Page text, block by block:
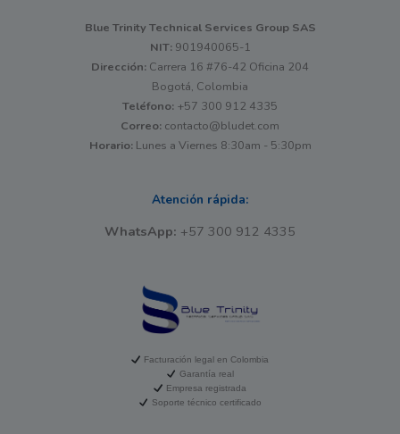
Blue Trinity Technical Services Group SAS
NIT:901940065-1
Dirección: Carrera 16 #76-42 Oficina 204
Bogotá, Colombia
Teléfono: +57 300 912 4335
Correo: contacto@bludet.com
Horario:Lunes a Viernes 8:30am - 5:30pm
Atención rápida:
WhatsApp: +57 300 912 4335
Facturación legal en Colombia
Garantía real
Empresa registrada
Soporte técnico certificado